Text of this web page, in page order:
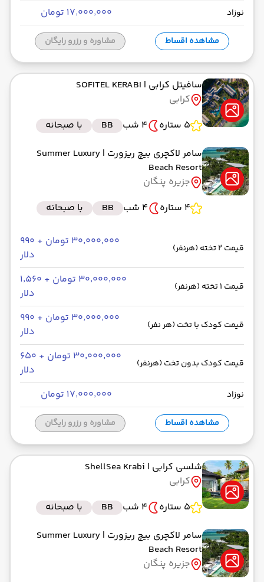
نوزاد ۱۷٬۰۰۰٬۰۰۰ تومان
مشاهده اقساط مشاوره و رزرو رایگان
سافیتل کرابی | SOFITEL KERABI
کرابی
5 ستاره
4 شب BB
با صبحانه
سامر لاکچری بیچ ریزورت | Summer Luxury
Beach Resort
جزیره پنگان
4 ستاره
4 شب BB با صبحانه
قیمت 2 تخته (هرنفر)
۳۰٬۰۰۰٬۰۰۰ تومان + ۹۹۰
دلار
قیمت 1 تخته (هرنفر)
۳۰٬۰۰۰٬۰۰۰ تومان + ۱٬۵۶۰
دلار
قیمت کودک با تخت (هر نفر)
۳۰٬۰۰۰٬۰۰۰ تومان + ۹۹۰
دلار
قیمت کودک بدون تخت (هرنفر)
۳۰٬۰۰۰٬۰۰۰ تومان + ۶۵۰
دلار
نوزاد ۱۷٬۰۰۰٬۰۰۰ تومان
مشاهده اقساط مشاوره و رزرو رایگان
شلسی کرابی | ShellSea Krabi
کرابی
5 ستاره
4 شب BB
با صبحانه
سامر لاکچری بیچ ریزورت | Summer Luxury
Beach Resort
جزیره پنگان